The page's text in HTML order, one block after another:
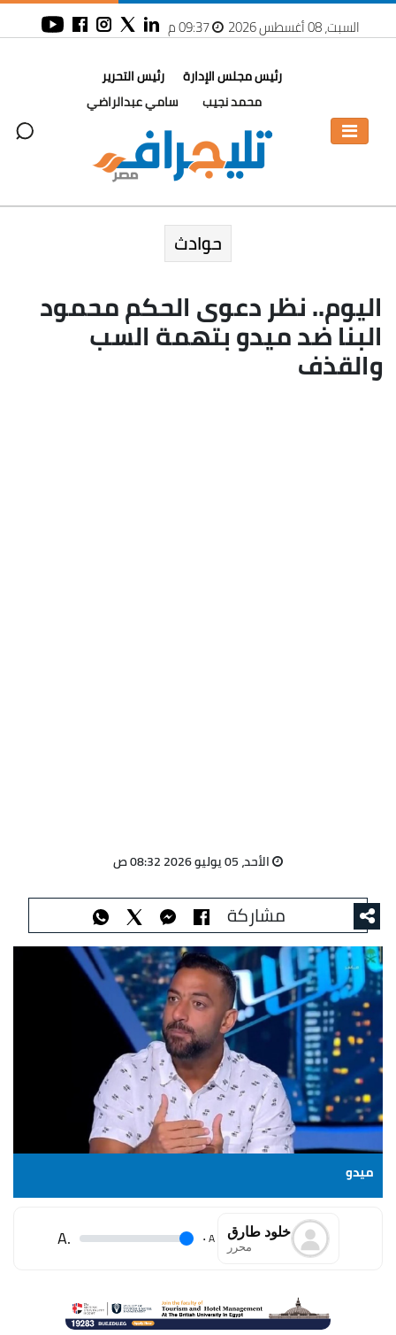
السبت، 08 أغسطس 2026 09:37 م
رئيس مجلس الإدارة
محمد نجيب
رئيس التحرير
سامي عبدالراضي
حوادث
اليوم.. نظر دعوى الحكم محمود
البنا ضد ميدو بتهمة السب
والقذف
الأحد، 05 يوليو 2026 08:32 ص
مشاركة
ميدو
خلود طارق
محرر A
.
.A